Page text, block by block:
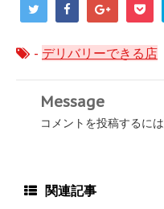
- デリバリーできる店
Message
コメントを投稿するには
関連記事